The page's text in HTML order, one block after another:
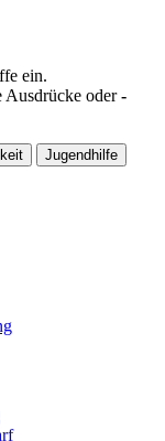
ein.
Ausdrücke oder-
Jugendhilfe